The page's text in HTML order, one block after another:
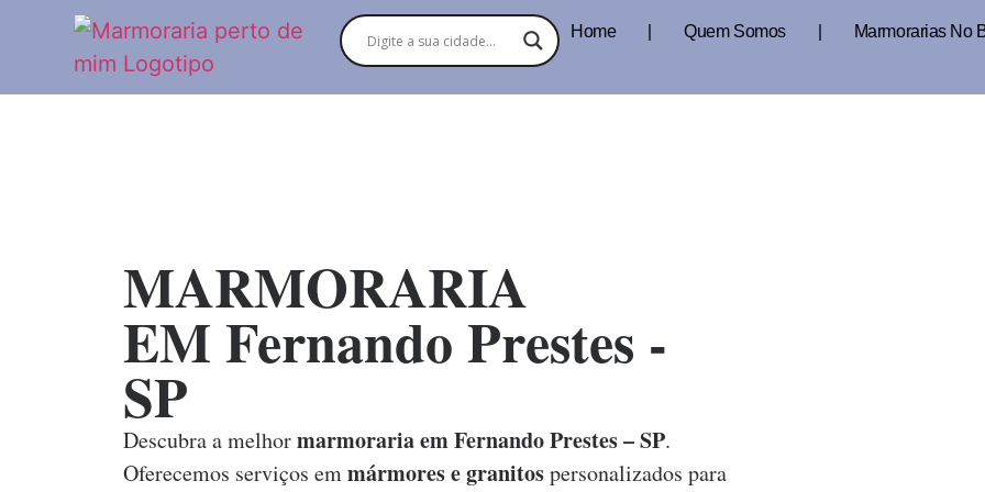
Home Quem Somos Marmorarias No
MARMORARIA
EM Fernando Prestes -
SP
Descubra a melhormarmoraria em Fernando Prestes – SP.
Oferecemos serviços emmármores e granitospersonalizados para